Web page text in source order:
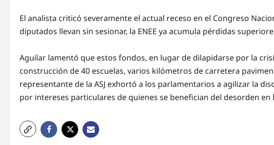
El analista criticó severamente el actual receso en el Congreso
diputados llevan sin sesionar, la ENEE ya acumula pérdidas
Aguilar lamentó que estos fondos, en lugar de dilapidarse por la
construcción de 40 escuelas, varios kilómetros de carretera
representante de la ASJ exhortó a los parlamentarios a agilizar la
por intereses particulares de quienes se benefician del desorden en